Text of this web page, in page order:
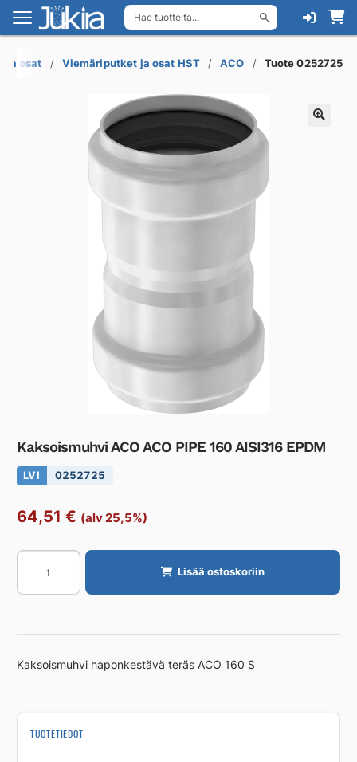
Hae tuotteita...
Siirry
navigointiin
Siirry
sisältöön
ja osat Viemäriputket ja osat HST ACO Tuote 0252725
Kaksoismuhvi ACO ACO PIPE 160 AISI316 EPDM
LVI 0252725
64,51 € (alv 25,5%)
Kaksoismuhvi
ACO
160
EPDM
Lisää ostoskoriin
Kaksoismuhvi haponkestävä teräs ACO 160 S
TUOTETIEDOT